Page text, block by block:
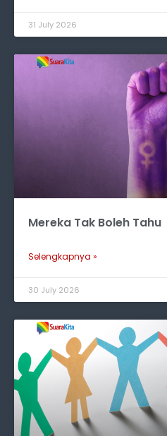
31 July 2026
Mereka Tak Boleh Tahu
Selengkapnya »
30 July 2026